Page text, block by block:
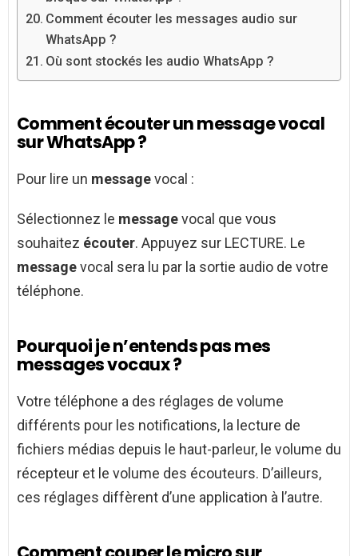
Comment écouter les messages audio sur
WhatsApp ?
Où sont stockés les audio WhatsApp ?
Comment écouter un message vocal
sur WhatsApp ?
Pour lire un messagevocal :
Sélectionnez le messagevocal que vous
souhaitez écouter. Appuyez sur LECTURE. Le
messagevocal sera lu par la sortie audio de votre
téléphone.
Pourquoi je n’entends pas mes
messages vocaux ?
Votre téléphone a des réglages de volume
différents pour les notifications, la lecture de
fichiers médias depuis le haut-parleur, le volume du
récepteur et le volume des écouteurs. D’ailleurs,
ces réglages diffèrent d’une application à l’autre.